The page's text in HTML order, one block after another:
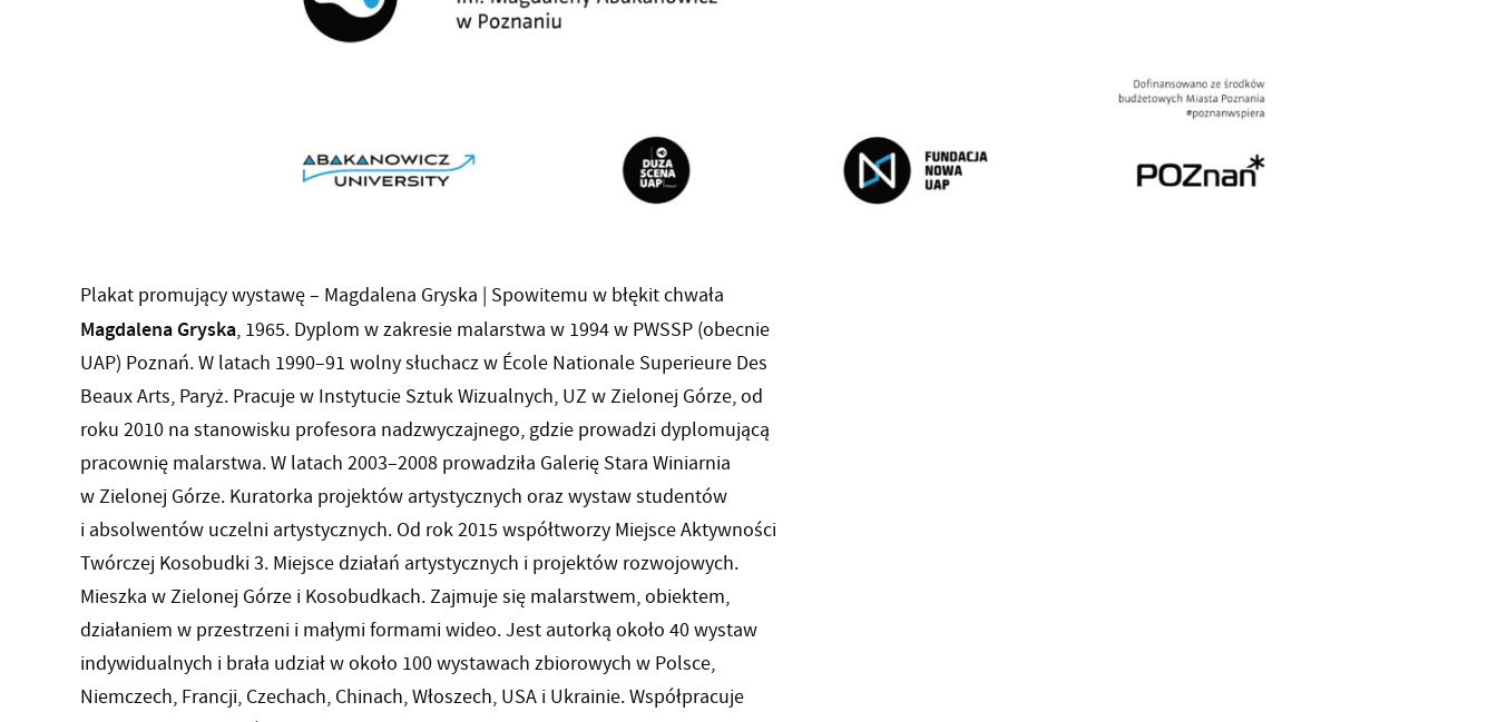
Plakat promujący wystawę – Magdalena Gryska | Spowitemu w błękit chwała
Magdalena Gryska, 1965. Dyplom w zakresie malarstwa w 1994 w PWSSP (obecnie
UAP) Poznań. W latach 1990–91 wolny słuchacz w École Nationale Superieure Des
Beaux Arts, Paryż. Pracuje w Instytucie Sztuk Wizualnych, UZ w Zielonej Górze, od
roku 2010 na stanowisku profesora nadzwyczajnego, gdzie prowadzi dyplomującą
pracownię malarstwa. W latach 2003–2008 prowadziła Galerię Stara Winiarnia
w Zielonej Górze. Kuratorka projektów artystycznych oraz wystaw studentów
i absolwentów uczelni artystycznych. Od rok 2015 współtworzy Miejsce Aktywności
Twórczej Kosobudki 3. Miejsce działań artystycznych i projektów rozwojowych.
Mieszka w Zielonej Górze i Kosobudkach. Zajmuje się malarstwem, obiektem,
działaniem w przestrzeni i małymi formami wideo. Jest autorką około 40 wystaw
indywidualnych i brała udział w około 100 wystawach zbiorowych w Polsce,
Niemczech, Francji, Czechach, Chinach, Włoszech, USA i Ukrainie. Współpracuje